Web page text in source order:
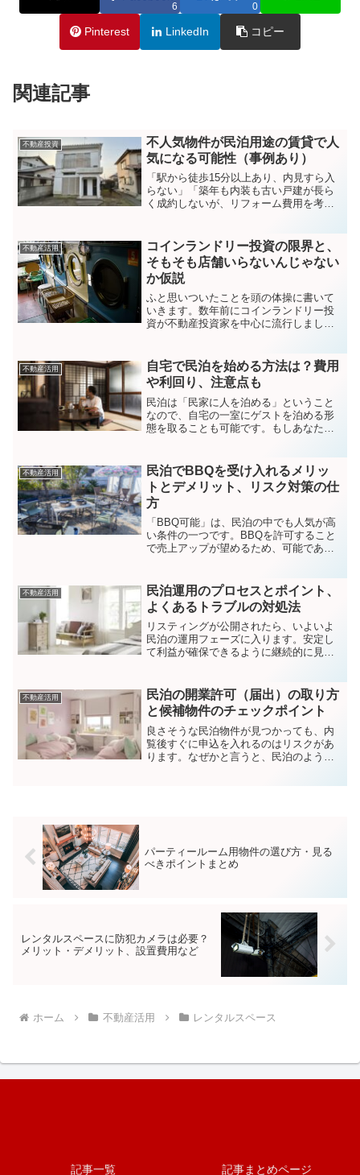
6 0
Pinterest LinkedIn コピー
関連記事
不動産投資
不人気物件が民泊用途の賃貸で人
気になる可能性（事例あり）
「駅から徒歩15分以上あり、内見すら入
らない」「築年も内装も古い戸建が長ら
く成約しないが、リフォーム費用を考え
が絞りきれない」不動産経営において、
こうした「癖の強い物件...
不動産活用
コインランドリー投資の限界と、
そもそも店舗いらないんじゃない
か仮説
ふと思いついたことを頭の体操に書いて
いきます。数年前にコインランドリー投
資が不動産投資家を中心に流行しまし
ランドリーは不動産ではなく、あくまで
「洗濯物を楽にするサービス...
不動産活用
自宅で民泊を始める方法は？費用
や利回り、注意点も
民泊は「民家に人を泊める」ということ
なので、自宅の一室にゲストを泊める形
態を取ることも可能です。もしあなたの
を得ることも検討できます。今回は自宅
で民泊をする方法と手順、必...
不動産活用
民泊でBBQを受け入れるメリッ
トとデメリット、リスク対策の仕
方
「BBQ可能」は、民泊の中でも人気が高
い条件の一つです。BBQを許可すること
で売上アップが望めるため、可能であれ
うにいくつか準備も必要です。この記事
では、民泊でBBQを...
不動産活用
民泊運用のプロセスとポイント、
よくあるトラブルの対処法
リスティングが公開されたら、いよいよ
民泊の運用フェーズに入ります。安定し
て利益が確保できるように継続的に見直
まとめた上で、民泊を運用する際の主な
ポイントや、民泊につきも...
不動産活用
民泊の開業許可（届出）の取り方
と候補物件のチェックポイント
良さそうな民泊物件が見つかっても、内
覧後すぐに申込を入れるのはリスクがあ
ります。なぜかと言うと、民泊のような
パーティールーム用物件の選び方・見る
べきポイントまとめ
レンタルスペースに防犯カメラは必要？
メリット・デメリット、設置費用など
ホーム 不動産活用 レンタルスペース
記事一覧 記事まとめページ